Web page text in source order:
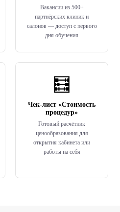
Вакансии из 500+
партнёрских клиник и
салонов — доступ с первого
дня обучения
🧮
Чек-лист «Стоимость
процедур»
Готовый расчётник
ценообразования для
открытия кабинета или
работы на себя